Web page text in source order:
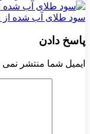
سود طلای آب شده از
پاسخ دادن
ایمیل شما منتشر